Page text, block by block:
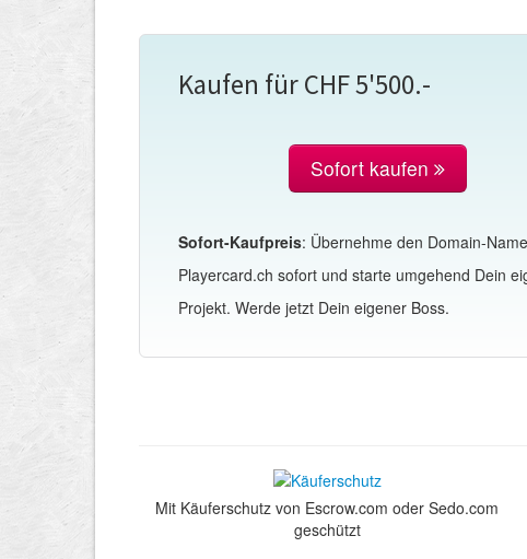
Kaufen für CHF 5'500.-
Sofort kaufen
Sofort-Kaufpreis: Übernehme den Domain-
Playercard.ch sofort und starte umgehend Dein
Projekt. Werde jetzt Dein eigener Boss.
Mit Käuferschutz von Escrow.com oder Sedo.com
geschützt